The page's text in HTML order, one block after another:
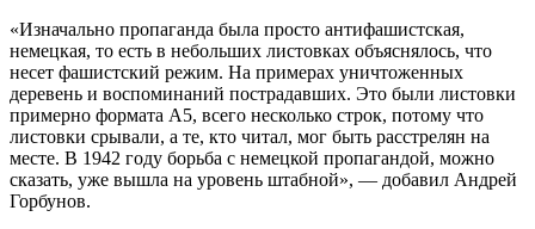
«Изначально пропаганда была просто антифашистская,
немецкая, то есть в небольших листовках объяснялось, что
несет фашистский режим. На примерах уничтоженных
деревень и воспоминаний пострадавших. Это были листовки
примерно формата А5, всего несколько строк, потому что
листовки срывали, а те, кто читал, мог быть расстрелян на
месте. В 1942 году борьба с немецкой пропагандой, можно
сказать, уже вышла на уровень штабной», — добавил Андрей
Горбунов.